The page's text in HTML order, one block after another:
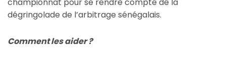
dégringolade de l’arbitrage sénégalais.
Comment les aider ?